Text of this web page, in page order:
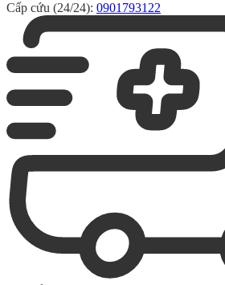
Cấp cứu (24/24): 0901793122